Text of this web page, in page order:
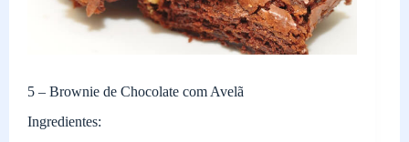
5 – Brownie de Chocolate com Avelã
Ingredientes: